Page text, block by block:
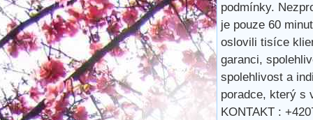
podmínky.
je pouze 60
oslovili tisíce
garanci,
spolehlivost a
poradce, který s
KONTAKT :